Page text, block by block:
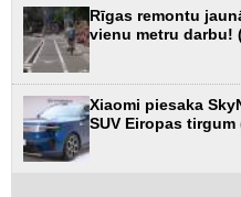
Rīgas remontu
vienu metru darbu!
Xiaomi piesaka
SUV Eiropas tirgum